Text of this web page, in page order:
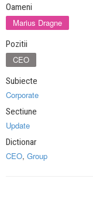
Oameni
Marius Dragne
Pozitii
CEO
Subiecte
Corporate
Sectiune
Update
Dictionar
CEO, Group